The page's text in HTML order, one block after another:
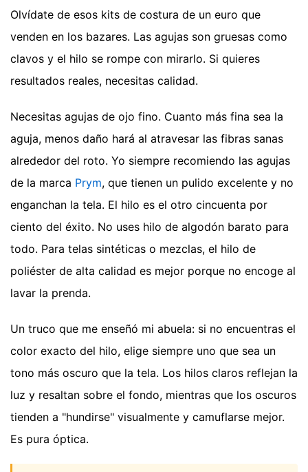
Olvídate de esos kits de costura de un euro que
venden en los bazares. Las agujas son gruesas como
clavos y el hilo se rompe con mirarlo. Si quieres
resultados reales, necesitas calidad.
Necesitas agujas de ojo fino. Cuanto más fina sea la
aguja, menos daño hará al atravesar las fibras sanas
alrededor del roto. Yo siempre recomiendo las agujas
de la marca Prym, que tienen un pulido excelente y no
enganchan la tela. El hilo es el otro cincuenta por
ciento del éxito. No uses hilo de algodón barato para
todo. Para telas sintéticas o mezclas, el hilo de
poliéster de alta calidad es mejor porque no encoge al
lavar la prenda.
Un truco que me enseñó mi abuela: si no encuentras el
color exacto del hilo, elige siempre uno que sea un
tono más oscuro que la tela. Los hilos claros reflejan la
luz y resaltan sobre el fondo, mientras que los oscuros
tienden a "hundirse" visualmente y camuflarse mejor.
Es pura óptica.